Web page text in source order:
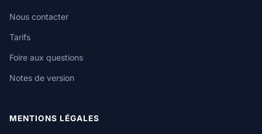
Nous contacter
Tarifs
Foire aux questions
Notes de version
MENTIONS LÉGALES